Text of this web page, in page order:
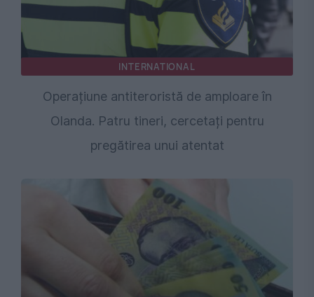
INTERNATIONAL
Operațiune antiteroristă de amploare în
Olanda. Patru tineri, cercetați pentru
pregătirea unui atentat